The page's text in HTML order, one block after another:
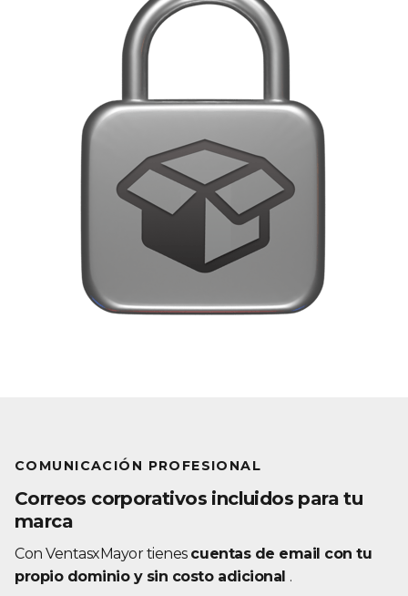
COMUNICACIÓN PROFESIONAL
Correos corporativos incluidos para tu
marca
Con VentasxMayor tienes cuentas de email con tu
propio dominio y sin costo adicional .